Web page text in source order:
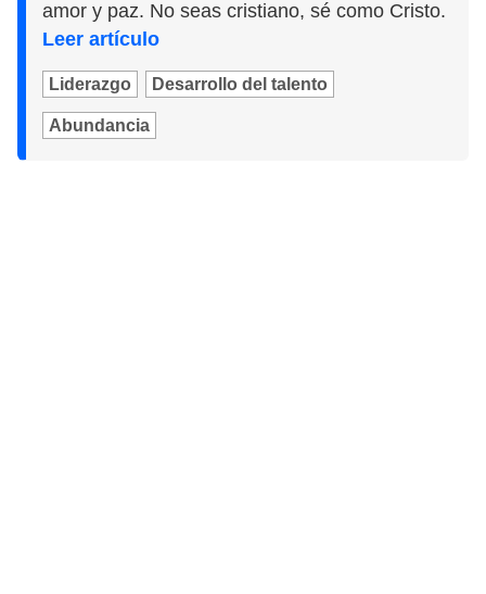
amor y paz. No seas cristiano, sé como Cristo.
Leer artículo
Liderazgo Desarrollo del talento
Abundancia